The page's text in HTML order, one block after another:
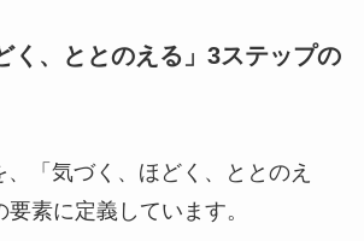
く、ととのえる」3ステップの
「気づく、ほどく、ととのえ
素に定義しています。